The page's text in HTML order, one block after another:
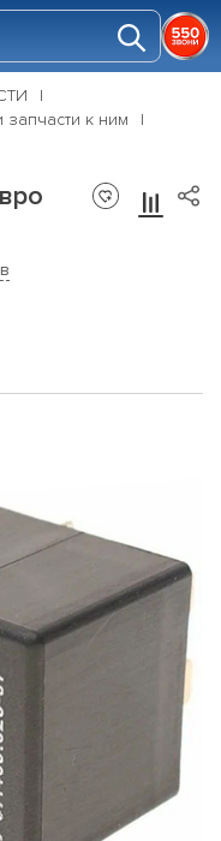
запчасти к ним